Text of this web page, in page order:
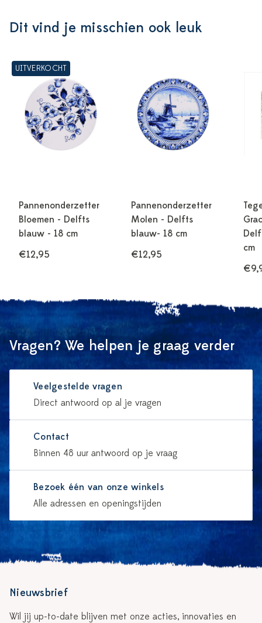
Dit vind je misschien ook leuk
UITVERKOCHT
Pannenonderzetter
Bloemen - Delfts
blauw - 18 cm
€12,95
Pannenonderzetter
Molen - Delfts
blauw- 18 cm
€12,95
cm
Vragen? We helpen je graag verder
Veelgestelde vragen
Direct antwoord op al je vragen
Contact
Binnen 48 uur antwoord op je vraag
Bezoek één van onze winkels
Alle adressen en openingstijden
Nieuwsbrief
Wil jij up-to-date blijven met onze acties, innovaties en